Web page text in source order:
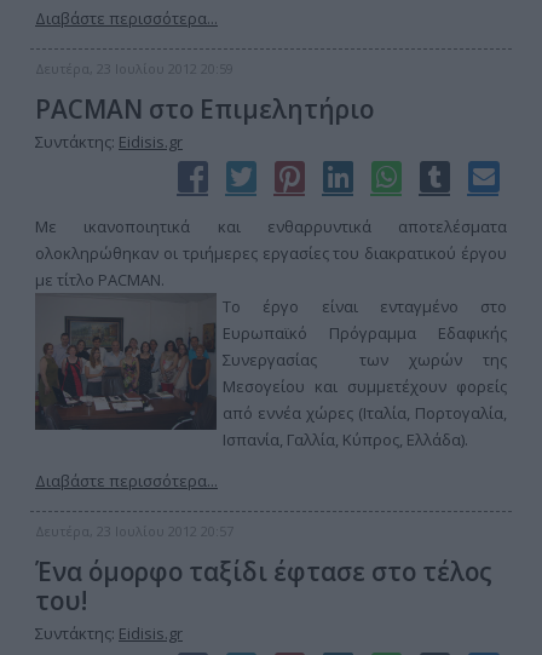
Διαβάστε περισσότερα...
Δευτέρα, 23 Ιουλίου 2012 20:59
PACMAN στο Επιμελητήριο
Συντάκτης: Eidisis.gr
Με ικανοποιητικά και ενθαρρυντικά αποτελέσματα
ολοκληρώθηκαν οι τριήμερες εργασίες του διακρατικού έργου
με τίτλο PACMAN.
Το έργο είναι ενταγμένo στο
Ευρωπαϊκό Πρόγραμμα Εδαφικής
Συνεργασίας των χωρών της
Μεσογείου και συμμετέχουν φορείς
από εννέα χώρες (Ιταλία, Πορτογαλία,
Ισπανία, Γαλλία, Κύπρος, Ελλάδα).
Διαβάστε περισσότερα...
Δευτέρα, 23 Ιουλίου 2012 20:57
Ένα όμορφο ταξίδι έφτασε στο τέλος
του!
Συντάκτης: Eidisis.gr